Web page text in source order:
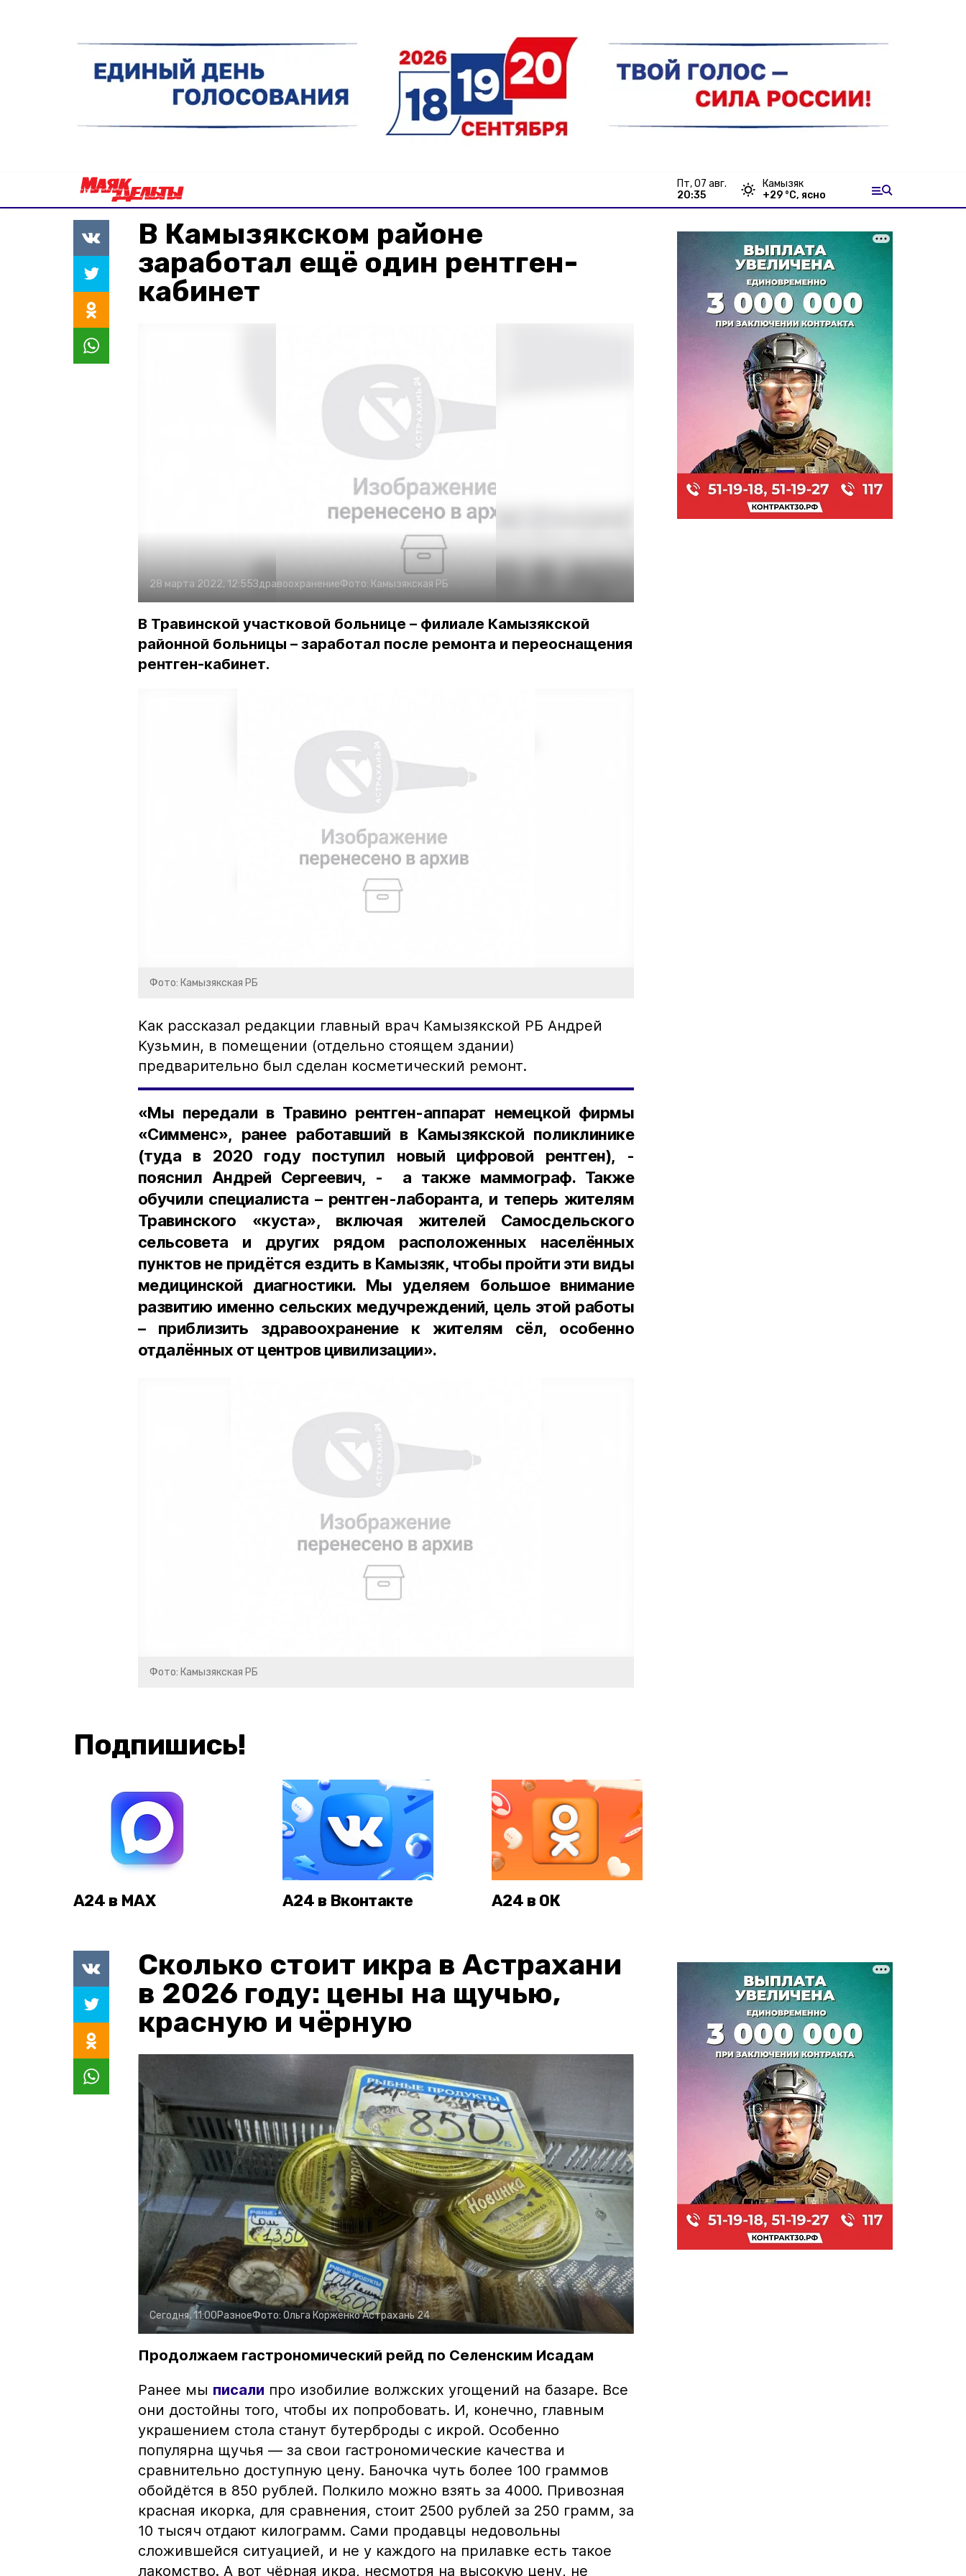
пт, 07 авг.
20:35
Камызяк
+29 °С, ясно
В Камызякском районе
заработал ещё один рентген-
кабинет
28 марта 2022, 12:55ЗдравоохранениеФото: Камызякская РБ
В Травинской участковой больнице – филиале Камызякской
районной больницы – заработал после ремонта и переоснащения
рентген-кабинет.
Фото: Камызякская РБ
Как рассказал редакции главный врач Камызякской РБ Андрей
Кузьмин, в помещении (отдельно стоящем здании)
предварительно был сделан косметический ремонт.
«Мы передали в Травино рентген-аппарат немецкой фирмы
«Симменс», ранее работавший в Камызякской поликлинике
(туда в 2020 году поступил новый цифровой рентген), -
пояснил Андрей Сергеевич, - а также маммограф. Также
обучили специалиста – рентген-лаборанта, и теперь жителям
Травинского «куста», включая жителей Самосдельского
сельсовета и других рядом расположенных населённых
пунктов не придётся ездить в Камызяк, чтобы пройти эти виды
медицинской диагностики. Мы уделяем большое внимание
развитию именно сельских медучреждений, цель этой работы
– приблизить здравоохранение к жителям сёл, особенно
отдалённых от центров цивилизации».
Фото: Камызякская РБ
Подпишись!
А24 в MAX А24 в Вконтакте А24 в ОК
Сколько стоит икра в Астрахани
в 2026 году: цены на щучью,
красную и чёрную
Сегодня, 11:00РазноеФото: Ольга КорженкоАстрахань 24
Продолжаем гастрономический рейд по Селенским Исадам
Ранее мы писали про изобилие волжских угощений на базаре. Все
они достойны того, чтобы их попробовать. И, конечно, главным
украшением стола станут бутерброды с икрой. Особенно
популярна щучья — за свои гастрономические качества и
сравнительно доступную цену. Баночка чуть более 100 граммов
обойдётся в 850 рублей. Полкило можно взять за 4000. Привозная
красная икорка, для сравнения, стоит 2500 рублей за 250 грамм, за
10 тысяч отдают килограмм. Сами продавцы недовольны
сложившейся ситуацией, и не у каждого на прилавке есть такое
лакомство. А вот чёрная икра, несмотря на высокую цену, не